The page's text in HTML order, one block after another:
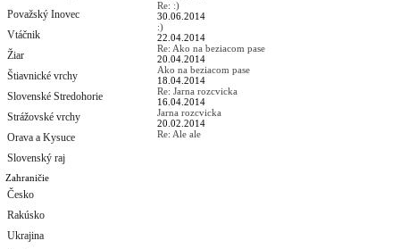
Považský Inovec
Vtáčnik
Žiar
Štiavnické vrchy
Slovenské Stredohorie
Strážovské vrchy
Orava a Kysuce
Slovenský raj
Zahraničie
Česko
Rakúsko
Ukrajina
Re: :)
30.06.2014
:)
22.04.2014
Re: Ako na beziacom pase
20.04.2014
Ako na beziacom pase
18.04.2014
Re: Jarna rozcvicka
16.04.2014
Jarna rozcvicka
20.02.2014
Re: Ale ale